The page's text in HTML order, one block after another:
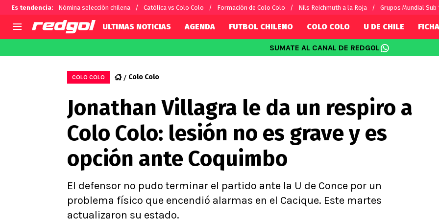
Es tendencia: Nómina selección chilena Católica vs Colo Colo Formación de Colo Colo Nils Reichmuth a la Roja Grupos Mundial Sub
Selección Chilena
U de Chile
U Católica
Campeonato Nacional
Primera B
Segunda División
Copa Chile
Supercopa Chile
Campeonato Femenino
Alexis Sánchez
Carlos Palacios
Chilenos por el mundo
Fútbol Argentino
Fútbol Brasileño
Conference
Ligue 1
ULTIMAS NOTICIAS AGENDA FUTBOL CHILENO COLO COLO U DE CHILE
SUMATE AL CANAL DE REDGOL
COLO COLO Colo Colo
Jonathan Villagra le da un respiro a
Colo Colo: lesión no es grave y es
opción ante Coquimbo
El defensor no pudo terminar el partido ante la U de Conce por un
problema físico que encendió alarmas en el Cacique. Este martes
actualizaron su estado.